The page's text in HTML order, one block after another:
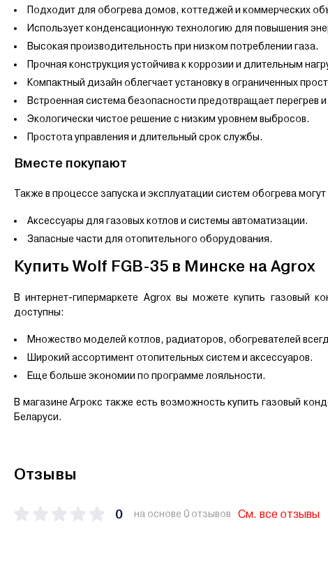
Подходит для обогрева домов, коттеджей и коммерческих
Использует конденсационную технологию для повышения
Высокая производительность при низком потреблении газа.
Прочная конструкция устойчива к коррозии и длительным
Компактный дизайн облегчает установку в ограниченных
Встроенная система безопасности предотвращает перегрев
Экологически чистое решение с низким уровнем выбросов.
Простота управления и длительный срок службы.
Вместе покупают
Также в процессе запуска и эксплуатации систем обогрева
Аксессуары для газовых котлов и системы автоматизации.
Запасные части для отопительного оборудования.
Купить Wolf FGB-35 в Минске на Agrox
В интернет-гипермаркете Agrox вы можете купить газовый
доступны:
Множество моделей котлов, радиаторов, обогревателей
Широкий ассортимент отопительных систем и аксессуаров.
Еще больше экономии по программе лояльности.
В магазине Агрокс также есть возможность купить газовый
Беларуси.
Отзывы
0 на основе 0 отзывов См. все отзывы